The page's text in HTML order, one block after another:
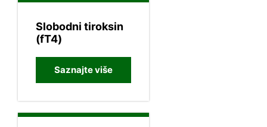
Slobodni tiroksin
(fT4)
Saznajte više